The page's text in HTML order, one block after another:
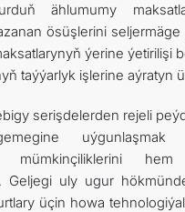
ählumumy
ösüşlerini
ýerine ýetirilişi
taýýarlyk işlerine aýratyn
serişdelerden rejeli
uýgunlaşmak
mümkinçiliklerini
Geljegi uly ugur
üçin howa